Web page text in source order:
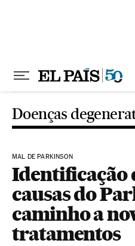
Doenças
MAL DE PARKINSON
Identificação
causas do
caminho a
tratamentos